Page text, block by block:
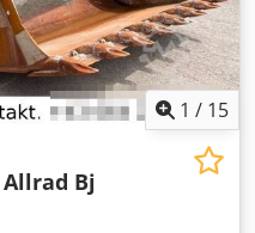
1 / 15
Allrad Bj